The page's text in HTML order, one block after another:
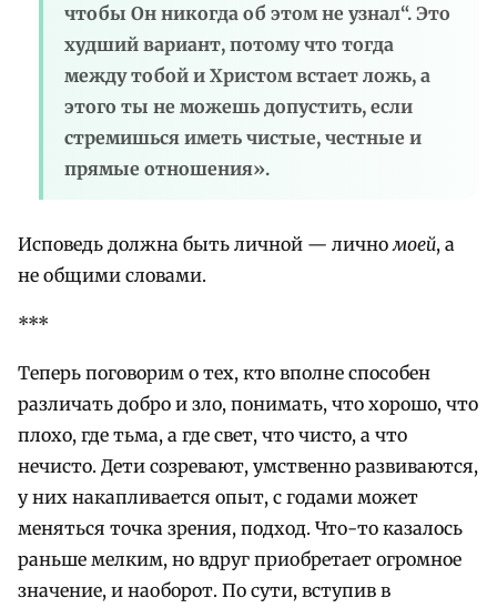
чтобы Он никогда об этом не узнал“. Это
худший вариант, потому что тогда
между тобой и Христом встает ложь, а
этого ты не можешь допустить, если
стремишься иметь чистые, честные и
прямые отношения».
Исповедь должна быть личной — личномоей, а
не общими словами.
***
Теперь поговорим о тех, кто вполне способен
различать добро и зло, понимать, что хорошо, что
плохо, где тьма, а где свет, что чисто, а что
нечисто. Дети созревают, умственно развиваются,
у них накапливается опыт, с годами может
меняться точка зрения, подход. Что-то казалось
раньше мелким, но вдруг приобретает огромное
значение, и наоборот. По сути, вступив в